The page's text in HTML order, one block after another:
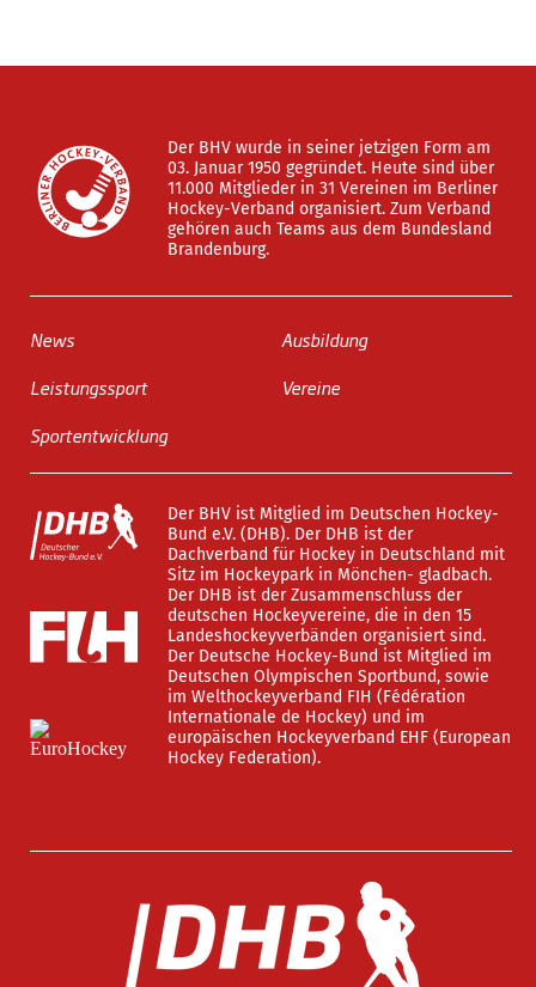
Der BHV wurde in seiner jetzigen Form am
03. Januar 1950 gegründet. Heute sind über
11.000 Mitglieder in 31 Vereinen im Berliner
Hockey-Verband organisiert. Zum Verband
gehören auch Teams aus dem Bundesland
Brandenburg.
News
Leistungssport
Sportentwicklung
Ausbildung
Vereine
Der BHV ist Mitglied im Deutschen Hockey-
Bund e.V. (DHB). Der DHB ist der
Dachverband für Hockey in Deutschland mit
Sitz im Hockeypark in Mönchen- gladbach.
Der DHB ist der Zusammenschluss der
deutschen Hockeyvereine, die in den 15
Landeshockeyverbänden organisiert sind.
Der Deutsche Hockey-Bund ist Mitglied im
Deutschen Olympischen Sportbund, sowie
im Welthockeyverband FIH (Fédération
Internationale de Hockey) und im
europäischen Hockeyverband EHF (European
Hockey Federation).